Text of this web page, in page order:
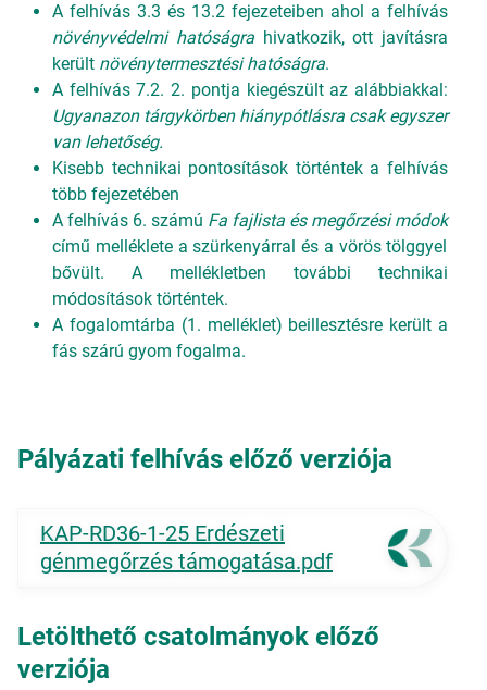
A felhívás 3.3 és 13.2 fejezeteiben ahol a felhívás
növényvédelmi hatóságrahivatkozik, ott javításra
került növénytermesztési hatóságra.
A felhívás 7.2. 2. pontja kiegészült az alábbiakkal:
Ugyanazon tárgykörben hiánypótlásra csak egyszer
van lehetőség.
Kisebb technikai pontosítások történtek a felhívás
több fejezetében
A felhívás 6. számú Fa fajlista és megőrzési módok
című melléklete a szürkenyárral és a vörös tölggyel
bővült. A mellékletben további technikai
módosítások történtek.
A fogalomtárba (1. melléklet) beillesztésre került a
fás szárú gyom fogalma.
Pályázati felhívás előző verziója
KAP-RD36-1-25 Erdészeti
génmegőrzés támogatása.pdf
Letölthető csatolmányok előző
verziója